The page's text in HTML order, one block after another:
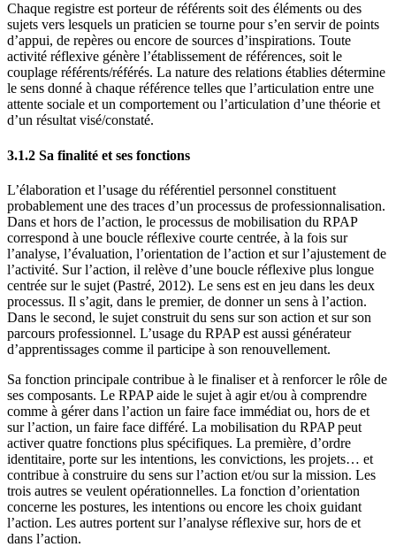
Chaque registre est porteur de référents soit des éléments ou des
sujets vers lesquels un praticien se tourne pour s’en servir de points
d’appui, de repères ou encore de sources d’inspirations. Toute
activité réflexive génère l’établissement de références, soit le
couplage référents/référés. La nature des relations établies détermine
le sens donné à chaque référence telles que l’articulation entre une
attente sociale et un comportement ou l’articulation d’une théorie et
d’un résultat visé/constaté.
3.1.2 Sa finalité et ses fonctions
L’élaboration et l’usage du référentiel personnel constituent
probablement une des traces d’un processus de professionnalisation.
Dans et hors de l’action, le processus de mobilisation du RPAP
correspond à une boucle réflexive courte centrée, à la fois sur
l’analyse, l’évaluation, l’orientation de l’action et sur l’ajustement de
l’activité. Sur l’action, il relève d’une boucle réflexive plus longue
centrée sur le sujet (Pastré, 2012). Le sens est en jeu dans les deux
processus. Il s’agit, dans le premier, de donner un sens à l’action.
Dans le second, le sujet construit du sens sur son action et sur son
parcours professionnel. L’usage du RPAP est aussi générateur
d’apprentissages comme il participe à son renouvellement.
Sa fonction principale contribue à le finaliser et à renforcer le rôle de
ses composants. Le RPAP aide le sujet à agir et/ou à comprendre
comme à gérer dans l’action un faire face immédiat ou, hors de et
sur l’action, un faire face différé. La mobilisation du RPAP peut
activer quatre fonctions plus spécifiques. La première, d’ordre
identitaire, porte sur les intentions, les convictions, les projets… et
contribue à construire du sens sur l’action et/ou sur la mission. Les
trois autres se veulent opérationnelles. La fonction d’orientation
concerne les postures, les intentions ou encore les choix guidant
l’action. Les autres portent sur l’analyse réflexive sur, hors de et
dans l’action.